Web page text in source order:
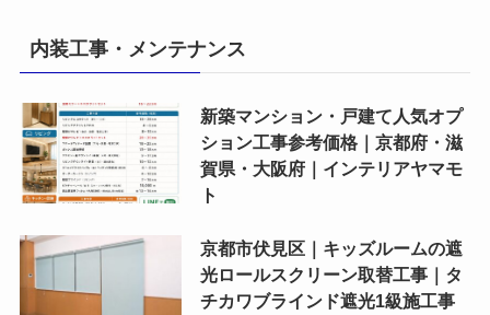
内装工事・メンテナンス
新築マンション・戸建て人気オプ
ション工事参考価格｜京都府・滋
賀県・大阪府｜インテリアヤマモ
ト
京都市伏見区｜キッズルームの遮
光ロールスクリーン取替工事｜タ
チカワブラインド遮光1級施工事